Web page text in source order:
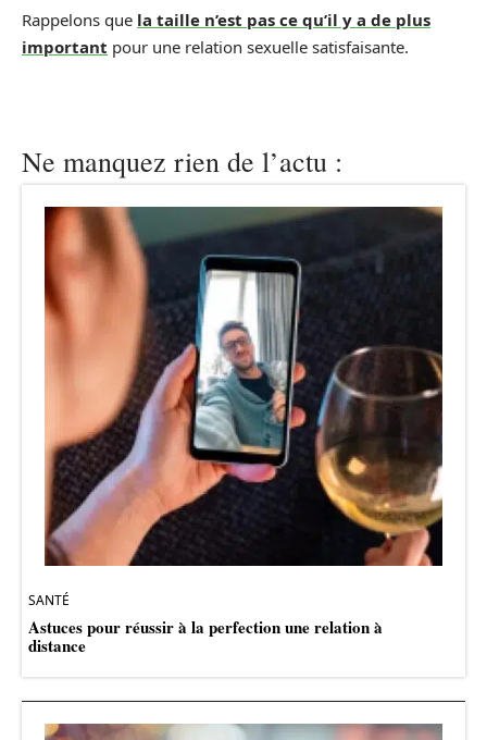
Rappelons que la taille n’est pas ce qu’il y a de plus
important pour une relation sexuelle satisfaisante.
Ne manquez rien de l’actu :
SANTÉ
Astuces pour réussir à la perfection une relation à
distance